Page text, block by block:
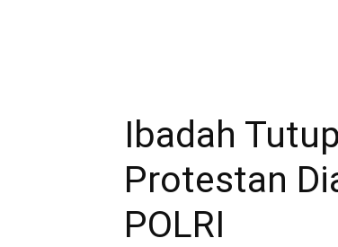
Ibadah
Protestan
POLRI